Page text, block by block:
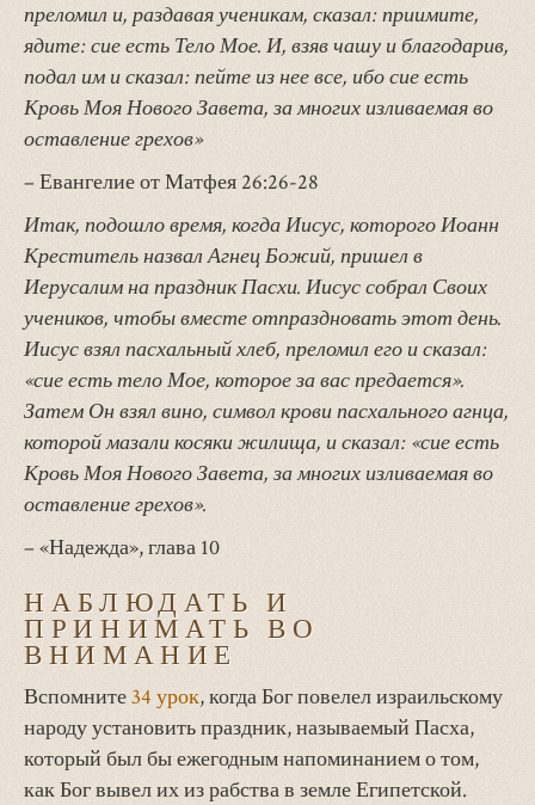
преломил и, раздавая ученикам, сказал: приимите,
ядите: сие есть Тело Мое. И, взяв чашу и благодарив,
подал им и сказал: пейте из нее все, ибо сие есть
Кровь Моя Нового Завета, за многих изливаемая во
оставление грехов»
– Евангелие от Матфея 26:26-28
Итак, подошло время, когда Иисус, которого Иоанн
Креститель назвал Агнец Божий, пришел в
Иерусалим на праздник Пасхи. Иисус собрал Своих
учеников, чтобы вместе отпраздновать этот день.
Иисус взял пасхальный хлеб, преломил его и сказал:
«сие есть тело Мое, которое за вас предается».
Затем Он взял вино, символ крови пасхального агнца,
которой мазали косяки жилища, и сказал: «сие есть
Кровь Моя Нового Завета, за многих изливаемая во
оставление грехов».
– «Надежда», глава 10
НАБЛЮДАТЬ И
ПРИНИМАТЬ ВО
ВНИМАНИЕ
Вспомните34 урок, когда Бог повелел израильскому
народу установить праздник, называемый Пасха,
который был бы ежегодным напоминанием о том,
как Бог вывел их из рабства в земле Египетской.